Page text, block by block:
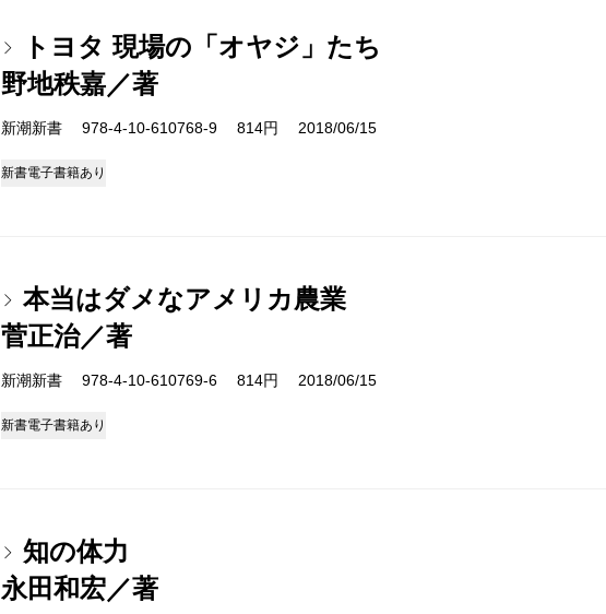
トヨタ 現場の「オヤジ」たち
野地秩嘉／著
新潮新書 978-4-10-610768-9 814円 2018/06/15
新書電子書籍あり
本当はダメなアメリカ農業
菅正治／著
新潮新書 978-4-10-610769-6 814円 2018/06/15
新書電子書籍あり
知の体力
永田和宏／著